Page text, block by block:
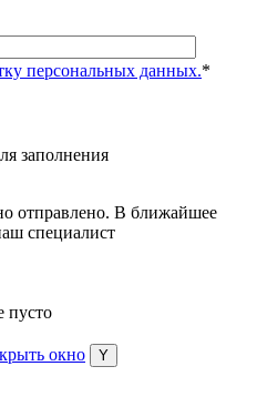
персональных данных.*
заполнения
отправлено. В ближайшее
специалист
пусто
окно